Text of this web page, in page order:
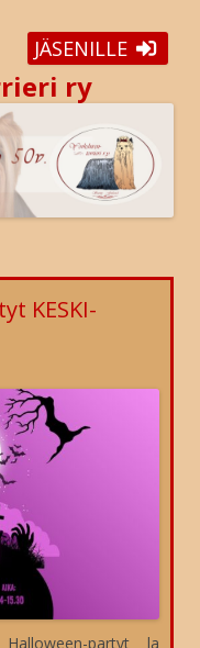
JÄSENILLE
ry
KESKI-
partyt la